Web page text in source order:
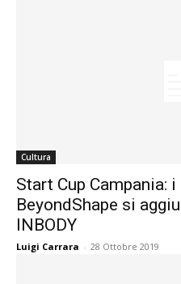
Cultura
Start Cup Campania:
BeyondShape si
INBODY
Luigi Carrara - 28 Ottobre 2019